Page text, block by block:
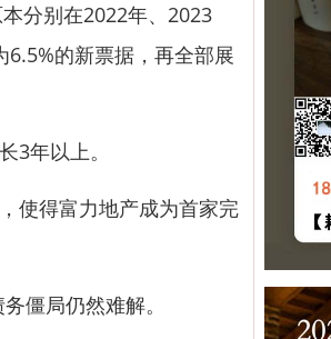
分别在2022年、2023
的新票据，再全部展
年以上。
使得富力地产成为首家完
僵局仍然难解。